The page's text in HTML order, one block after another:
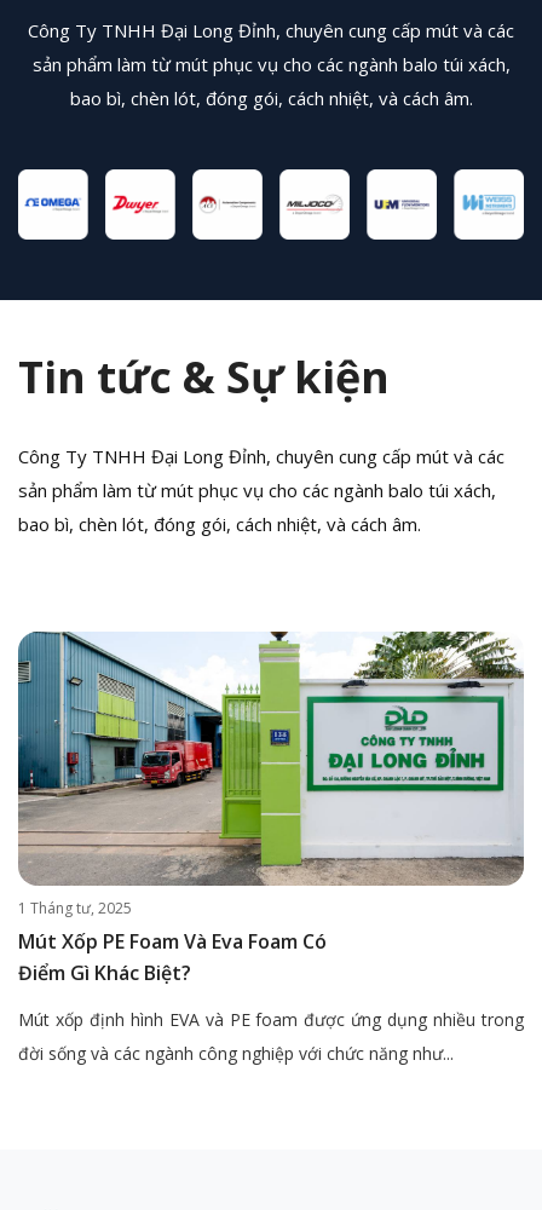
Công Ty TNHH Đại Long Đỉnh, chuyên cung cấp mút và các
sản phẩm làm từ mút phục vụ cho các ngành balo túi xách,
bao bì, chèn lót, đóng gói, cách nhiệt, và cách âm.
Tin tức & Sự kiện
Công Ty TNHH Đại Long Đỉnh, chuyên cung cấp mút và các
sản phẩm làm từ mút phục vụ cho các ngành balo túi xách,
bao bì, chèn lót, đóng gói, cách nhiệt, và cách âm.
1 Tháng tư, 2025
Mút Xốp PE Foam Và Eva Foam Có
Điểm Gì Khác Biệt?
Mút xốp định hình EVA và PE foam được ứng dụng nhiều trong
đời sống và các ngành công nghiệp với chức năng như...